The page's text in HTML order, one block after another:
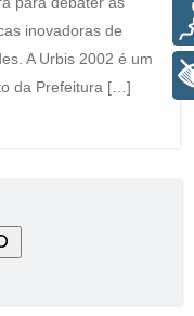
inovadoras de
A Urbis 2002 é um
da Prefeitura […]